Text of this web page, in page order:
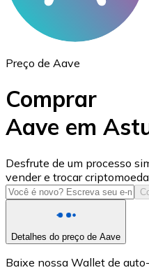
USD Coin
USDC
Preço de Aave
Comprar
Aave em
Desfrute de um processo
vender e trocar
Detalhes do preço de Aave
Baixe nossa Wallet de